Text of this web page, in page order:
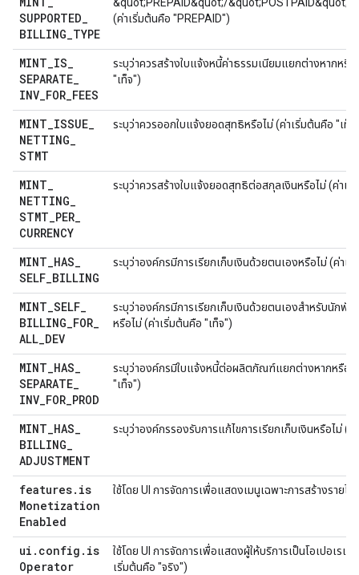
SUPPORTED
BILLING TYPE
(ค่าเริ่มต้นคือ "PREPAID")
MINT IS
SEPARATE
INV FOR FEES
ระบุว่าควรสร้างใบแจ้งหนี้ค่าธรรมเนียมแยกต่างหากหรือ
"เท็จ")
MINT ISSUE
NETTING
STMT
ระบุว่าควรออกใบแจ้งยอดสุทธิหรือไม่ (ค่าเริ่มต้นคือ "เท็จ
MINT
NETTING
STMT PER
CURRENCY
ระบุว่าควรสร้างใบแจ้งยอดสุทธิต่อสกุลเงินหรือไม่ (ค่าเริ่
MINT HAS
SELF BILLING
ระบุว่าองค์กรมีการเรียกเก็บเงินด้วยตนเองหรือไม่ (ค่าเ
MINT SELF
BILLING FOR
ALL DEV
ระบุว่าองค์กรมีการเรียกเก็บเงินด้วยตนเองสำหรับนัก
หรือไม่ (ค่าเริ่มต้นคือ "เท็จ")
MINT HAS
SEPARATE
INV FOR PROD
ระบุว่าองค์กรมีใบแจ้งหนี้ต่อผลิตภัณฑ์แยกต่างหากหรือไ
"เท็จ")
MINT HAS
BILLING
ADJUSTMENT
ระบุว่าองค์กรรองรับการแก้ไขการเรียกเก็บเงินหรือไม่ (
features. is
Monetization
Enabled
ใช้โดย UI การจัดการเพื่อแสดงเมนูเฉพาะการสร้างรายไ
ui . config . is
Operator
ใช้โดย UI การจัดการเพื่อแสดงผู้ให้บริการเป็นโอเปอเรเ
เริ่มต้นคือ "จริง")